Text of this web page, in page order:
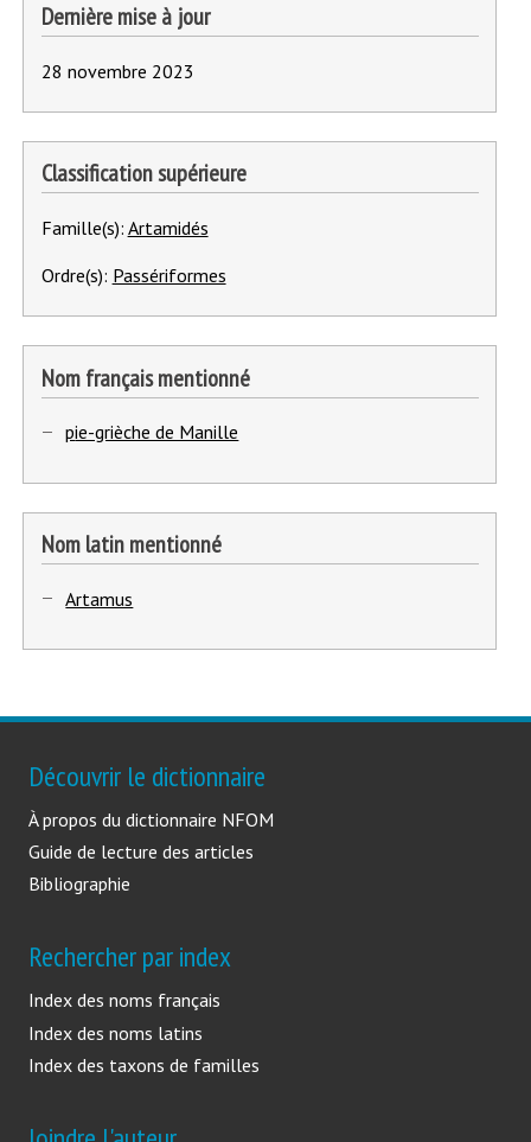
3.
Dernière mise à jour
28 novembre 2023
Classification supérieure
Famille(s): Artamidés
Ordre(s): Passériformes
Nom français mentionné
1pie-grièche de Manille
Nom latin mentionné
1
Artamus
Découvrir le dictionnaire
À propos du dictionnaire NFOM
Guide de lecture des articles
Bibliographie
Rechercher par index
Index des noms français
Index des noms latins
Index des taxons de familles